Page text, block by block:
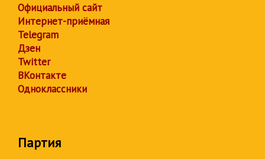
Официальный сайт
Интернет-приёмная
Telegram
Дзен
Twitter
ВКонтакте
Одноклассники
Партия